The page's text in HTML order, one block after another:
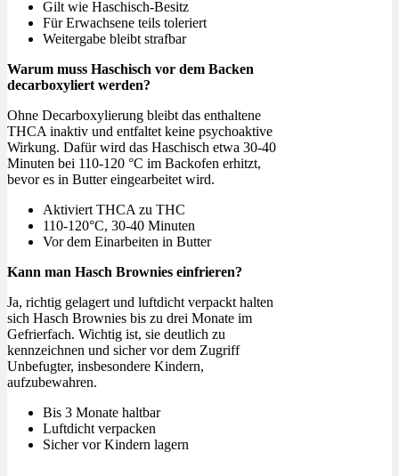
Gilt wie Haschisch-Besitz
Für Erwachsene teils toleriert
Weitergabe bleibt strafbar
Warum muss Haschisch vor dem Backen
decarboxyliert werden?
Ohne Decarboxylierung bleibt das enthaltene
THCA inaktiv und entfaltet keine psychoaktive
Wirkung. Dafür wird das Haschisch etwa 30-40
Minuten bei 110-120 °C im Backofen erhitzt,
bevor es in Butter eingearbeitet wird.
Aktiviert THCA zu THC
110-120°C, 30-40 Minuten
Vor dem Einarbeiten in Butter
Kann man Hasch Brownies einfrieren?
Ja, richtig gelagert und luftdicht verpackt halten
sich Hasch Brownies bis zu drei Monate im
Gefrierfach. Wichtig ist, sie deutlich zu
kennzeichnen und sicher vor dem Zugriff
Unbefugter, insbesondere Kindern,
aufzubewahren.
Bis 3 Monate haltbar
Luftdicht verpacken
Sicher vor Kindern lagern